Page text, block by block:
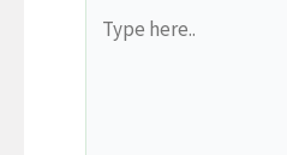
here..